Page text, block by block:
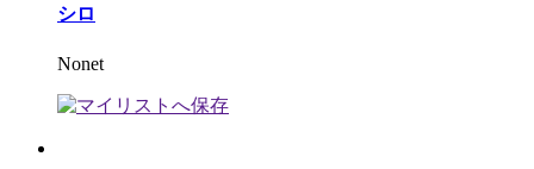
シロ
Nonet